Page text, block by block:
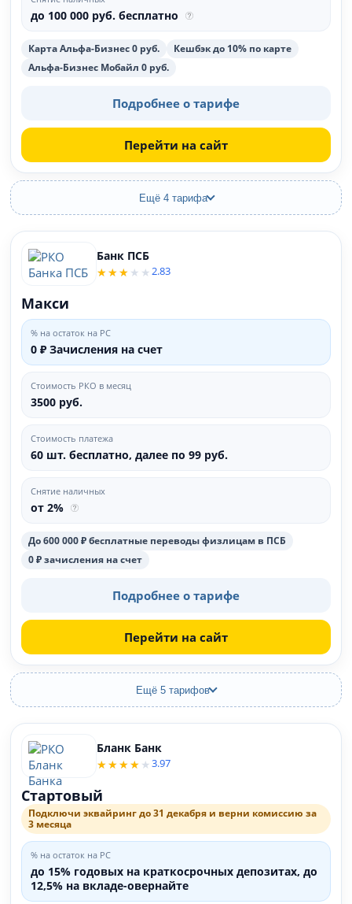
до 100 000 руб. бесплатно
Карта Альфа-Бизнес 0 руб.
Кешбэк до 10% по карте
Альфа-Бизнес Мобайл 0 руб.
Подробнее о тарифе
Перейти на сайт
Ещё 4 тарифа
Банк ПСБ
2.83
Макси
% на остаток на РС
0 ₽ Зачисления на счет
Стоимость РКО в месяц
3500 руб.
Стоимость платежа
60 шт. бесплатно, далее по 99 руб.
Снятие наличных
от 2%
До 600 000 ₽ бесплатные переводы физлицам в ПСБ
0 ₽ зачисления на счет
Подробнее о тарифе
Перейти на сайт
Ещё 5 тарифов
Бланк Банк
3.97
Стартовый
Подключи эквайринг до 31 декабря и верни комиссию за
3 месяца
% на остаток на РС
до 15% годовых на краткосрочных депозитах, до
12,5% на вкладе-овернайте